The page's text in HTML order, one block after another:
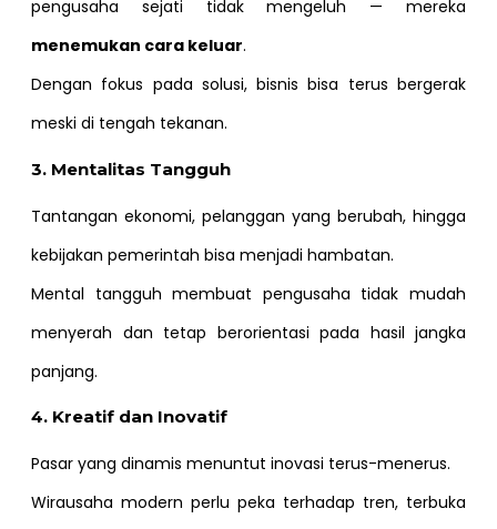
pengusaha sejati tidak mengeluh — mereka
menemukan cara keluar.
Dengan fokus pada solusi, bisnis bisa terus bergerak
meski di tengah tekanan.
3. Mentalitas Tangguh
Tantangan ekonomi, pelanggan yang berubah, hingga
kebijakan pemerintah bisa menjadi hambatan.
Mental tangguh membuat pengusaha tidak mudah
menyerah dan tetap berorientasi pada hasil jangka
panjang.
4. Kreatif dan Inovatif
Pasar yang dinamis menuntut inovasi terus-menerus.
Wirausaha modern perlu peka terhadap tren, terbuka